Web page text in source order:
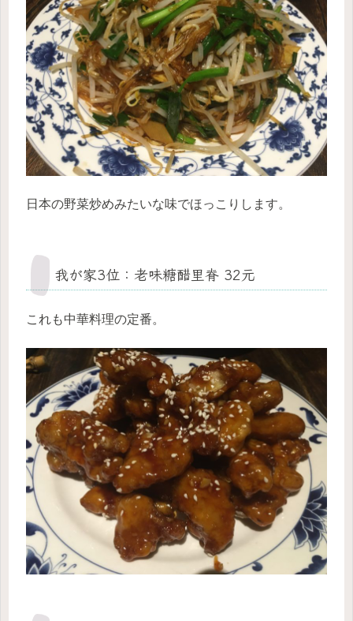
日本の野菜炒めみたいな味でほっこりします。
我が家3位：老味糖醋里脊 32元
これも中華料理の定番。